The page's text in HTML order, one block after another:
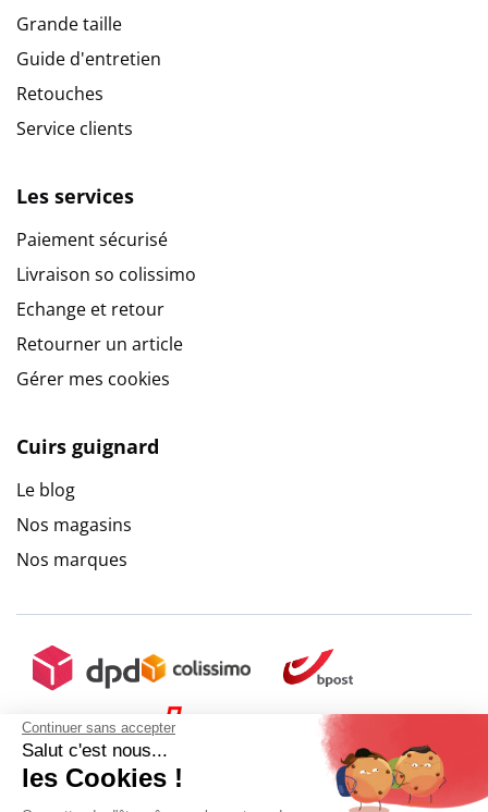
Continuer sans accepter
Salut c'est nous...
les Cookies !
Grande taille
Guide d'entretien
Retouches
Service clients
Les services
Paiement sécurisé
Livraison so colissimo
Echange et retour
Retourner un article
Gérer mes cookies
Cuirs guignard
Le blog
Nos magasins
Nos marques